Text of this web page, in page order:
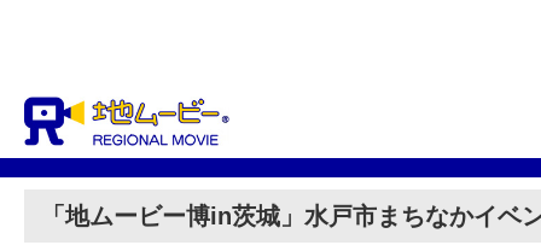
「地ムービー博in茨城」水戸市まちなかイベ